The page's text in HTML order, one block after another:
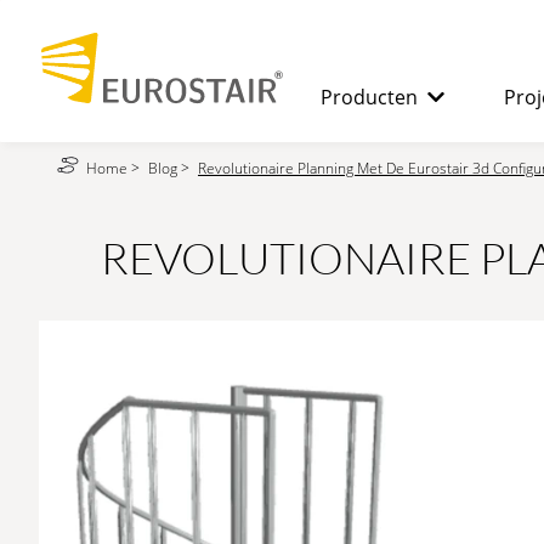
Producten
SPILTRAPPEN
RECHTE TRAPPEN
De
Home > Blog> Revolutionaire Planning Met De Eurostair 3d
REVOLUTIONAIRE